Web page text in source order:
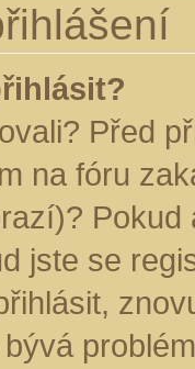
Před
na fóru
jste se